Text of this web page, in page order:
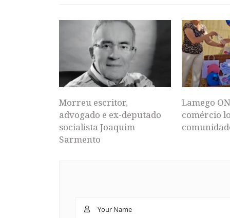
Morreu escritor,
advogado e ex-deputado
socialista Joaquim
Sarmento
Lamego
comércio